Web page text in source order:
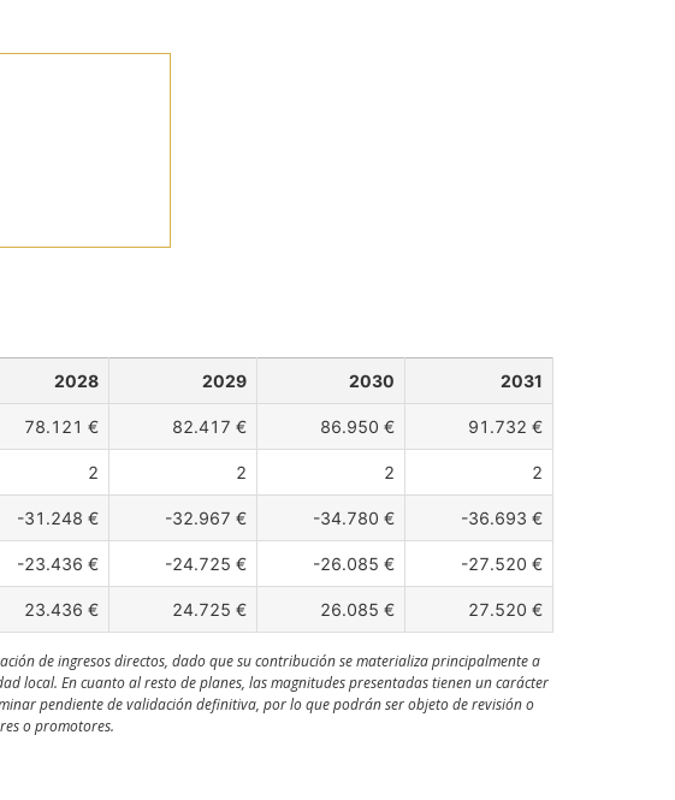
2028 2029 2030 2031
78.121 € 82.417 € 86.950 € 91.732 €
2 2 2 2
-31.248 € -32.967 € -34.780 € -36.693 €
-23.436 € -24.725 € -26.085 € -27.520 €
23.436 € 24.725 € 26.085 € 27.520 €
de ingresos directos, dado que su contribución se materializa principalmente a
local. En cuanto al resto de planes, las magnitudes presentadas tienen un carácter
pendiente de validación definitiva, por lo que podrán ser objeto de revisión o
o promotores.